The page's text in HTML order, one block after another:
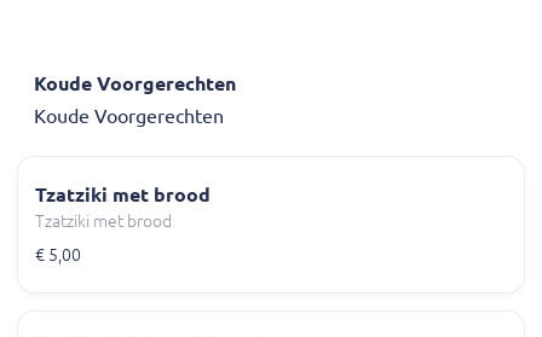
Koude Voorgerechten
Koude Voorgerechten
Tzatziki met brood
Tzatziki met brood
€ 5,00